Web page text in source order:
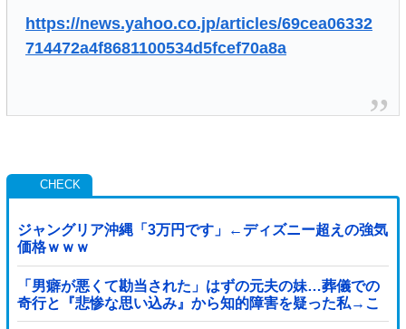
https://news.yahoo.co.jp/articles/69cea06332
714472a4f8681100534d5fcef70a8a
ジャングリア沖縄「3万円です」←ディズニー超えの強気
価格ｗｗｗ
「男癖が悪くて勘当された」はずの元夫の妹…葬儀での
奇行と『悲惨な思い込み』から知的障害を疑った私→こ
っそり病院へ誘導し行政保護させた話